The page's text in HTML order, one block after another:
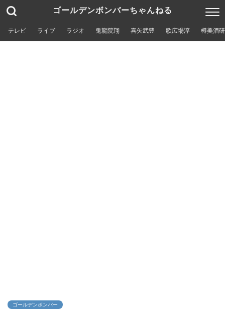
ゴールデンボンバーちゃんねる
テレビ ライブ ラジオ 鬼龍院翔 喜矢武豊 歌広場淳 樽美酒
ゴールデンボンバー